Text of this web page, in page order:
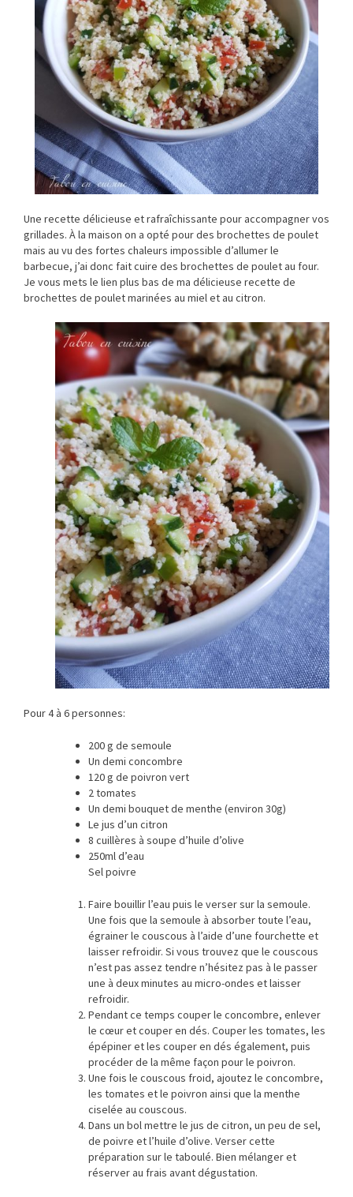
Une recette délicieuse et rafraîchissante pour accompagner vos
grillades. À la maison on a opté pour des brochettes de poulet
mais au vu des fortes chaleurs impossible d’allumer le
barbecue, j’ai donc fait cuire des brochettes de poulet au four.
Je vous mets le lien plus bas de ma délicieuse recette de
brochettes de poulet marinées au miel et au citron.
Pour 4 à 6 personnes:
200 g de semoule
Un demi concombre
120 g de poivron vert
2 tomates
Un demi bouquet de menthe (environ 30g)
Le jus d’un citron
8 cuillères à soupe d’huile d’olive
250ml d’eau
Sel poivre
Faire bouillir l’eau puis le verser sur la semoule.
Une fois que la semoule à absorber toute l’eau,
égrainer le couscous à l’aide d’une fourchette et
laisser refroidir. Si vous trouvez que le couscous
n’est pas assez tendre n’hésitez pas à le passer
une à deux minutes au micro-ondes et laisser
refroidir.
Pendant ce temps couper le concombre, enlever
le cœur et couper en dés. Couper les tomates, les
épépiner et les couper en dés également, puis
procéder de la même façon pour le poivron.
Une fois le couscous froid, ajoutez le concombre,
les tomates et le poivron ainsi que la menthe
ciselée au couscous.
Dans un bol mettre le jus de citron, un peu de sel,
de poivre et l’huile d’olive. Verser cette
préparation sur le taboulé. Bien mélanger et
réserver au frais avant dégustation.